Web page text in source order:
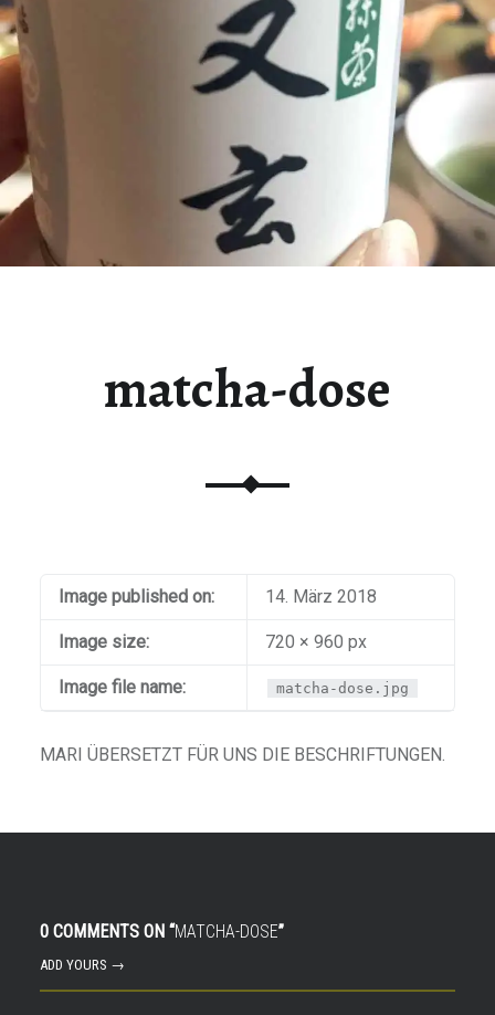
matcha-dose
Image published on: 14. März 2018
Image size: 720 × 960 px
Image file name: matcha-dose.jpg
MARI ÜBERSETZT FÜR UNS DIE BESCHRIFTUNGEN.
0 COMMENTS ON “MATCHA-DOSE”
ADD YOURS →